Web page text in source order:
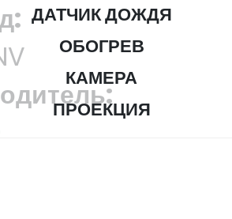
ДАТЧИК ДОЖДЯ
ОБОГРЕВ
КАМЕРА
ПРОЕКЦИЯ